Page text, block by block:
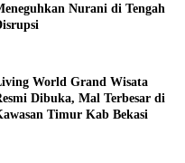
Nurani di Tengah
World Grand Wisata
Dibuka, Mal Terbesar di
Timur Kab Bekasi